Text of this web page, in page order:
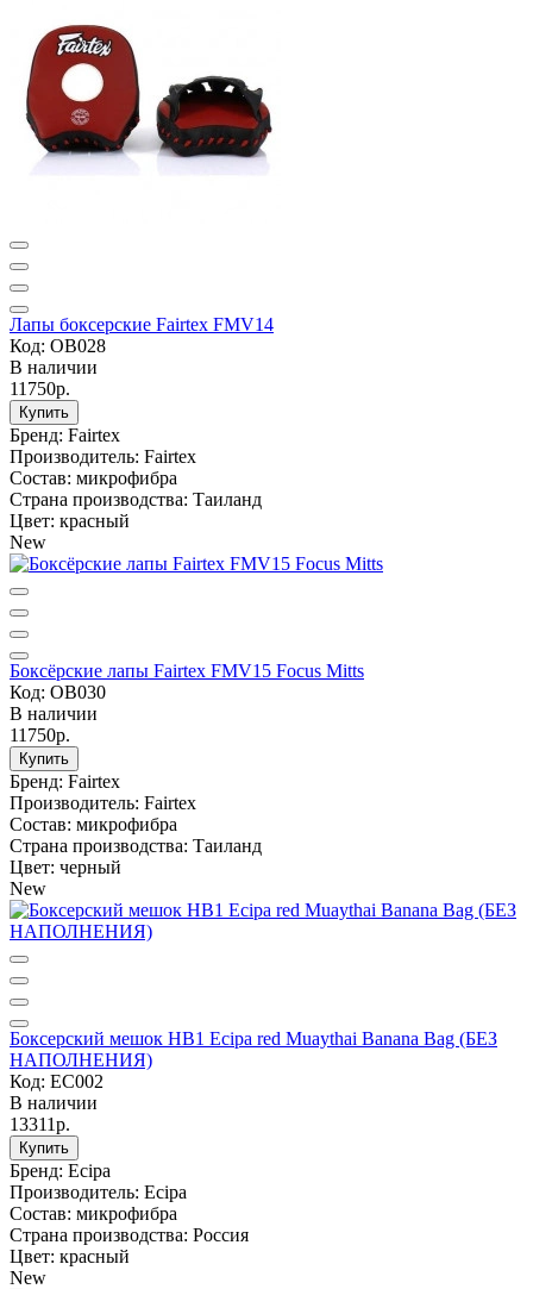
Лапы боксерские Fairtex FMV14
Код: OB028
В наличии
11750р.
Купить
Бренд: Fairtex
Производитель: Fairtex
Состав: микрофибра
Страна производства: Таиланд
Цвет: красный
New
Боксёрские лапы Fairtex FMV15 Focus Mitts
Код: OB030
В наличии
11750р.
Купить
Бренд: Fairtex
Производитель: Fairtex
Состав: микрофибра
Страна производства: Таиланд
Цвет: черный
New
Боксерский мешок HB1 Ecipa red Muaythai Banana Bag (БЕЗ
НАПОЛНЕНИЯ)
Код: EC002
В наличии
13311р.
Купить
Бренд: Ecipa
Производитель: Ecipa
Состав: микрофибра
Страна производства: Россия
Цвет: красный
New